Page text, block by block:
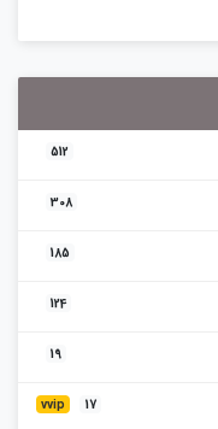
512
308
185
124
19
vvip 17